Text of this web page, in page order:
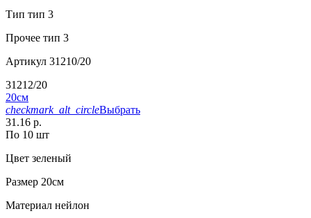
Тип тип 3
Прочее тип 3
Артикул 31210/20
31212/20
20см
checkmark_alt_circleВыбрать
31.16 р.
По 10 шт
Цвет зеленый
Размер 20см
Материал нейлон